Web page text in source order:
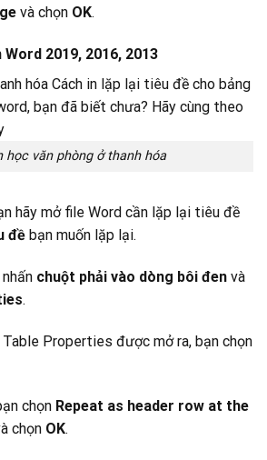
và chọn OK.
2019, 2016, 2013
học văn phòng ở thanh hóa
hãy mở file Word cần lặp lại tiêu đề
đề bạn muốn lặp lại.
chuột phải vào dòng bôi đen và
.
Properties được mở ra, bạn chọn
chọn Repeat as header row at the
chọn OK.